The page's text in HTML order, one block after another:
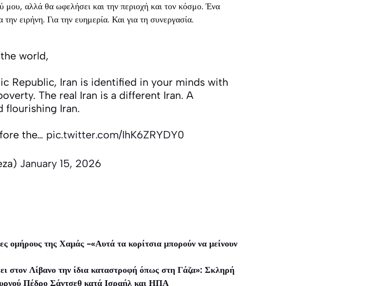
μου, αλλά θα ωφελήσει και την περιοχή και τον κόσμο. Ένα
ειρήνη. Για την ευημερία. Και για τη συνεργασία.
world,
Republic, Iran is identified in your minds with
The real Iran is a different Iran. A
flourishing Iran.
the… pic.twitter.com/IhK6ZRYDY0
January 15, 2026
ομήρους της Χαμάς -«Αυτά τα κορίτσια μπορούν να μείνουν
στον Λίβανο την ίδια καταστροφή όπως στη Γάζα»: Σκληρή
Πέδρο Σάντσεθ κατά Ισραήλ και ΗΠΑ